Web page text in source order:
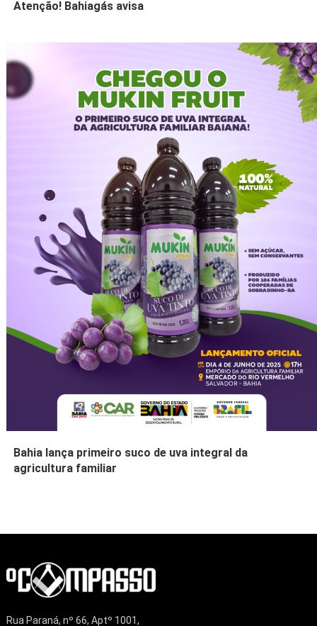
Atenção! Bahiagás avisa
Bahia lança primeiro suco de uva integral da
agricultura familiar
Rua Paraná, nº 66, Aptº 1001,